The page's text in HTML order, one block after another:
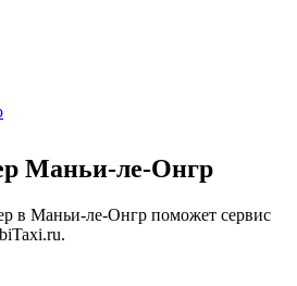
Маньи-ле-Онгр
в Маньи-ле-Онгр поможет сервис